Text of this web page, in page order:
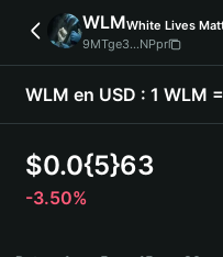
简体中文
繁體中文
Português (Portugal)
Bahasa Indonesia
ภาษาไทย
Español
Español (Argentina)
WLMWhite Lives
9MTge3...NPpr
WLM en USD : 1 WLM
$0.0{5}63
-3.50%